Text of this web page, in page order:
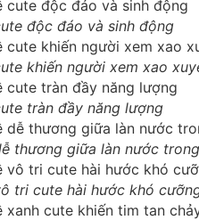
độc đáo và sinh động
khiến người xem xao
tràn đầy năng lượng
thương giữa làn nước
tri cute hài hước khó